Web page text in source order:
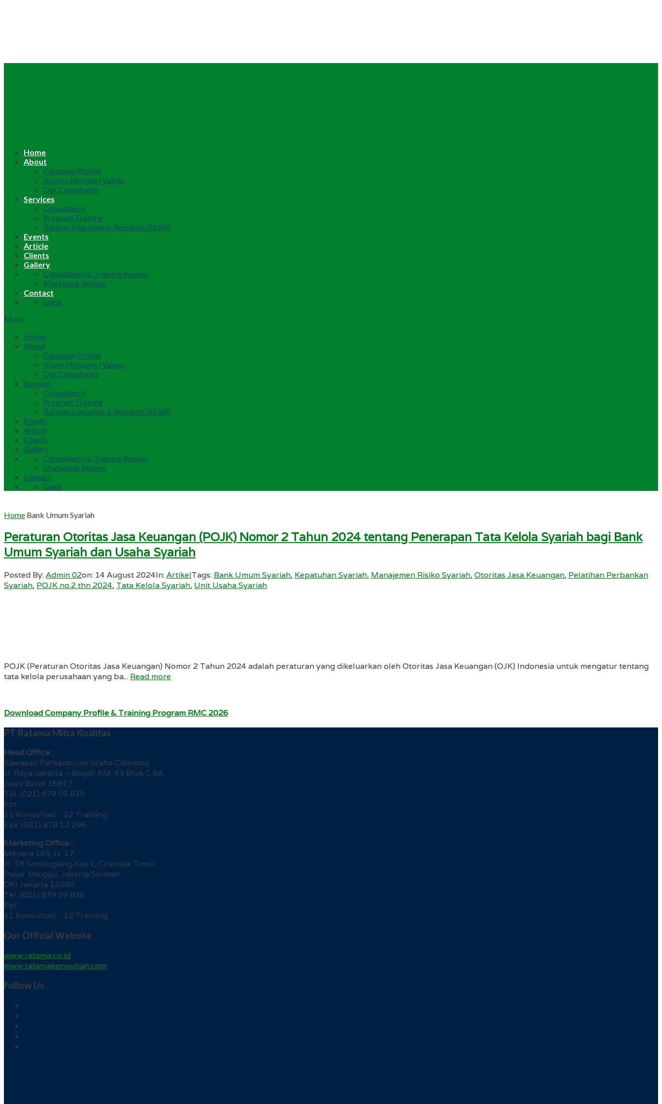
Home
About
Company Profile
Vision | Mission | Values
Our Consultants
Services
Consultancy
Program Training
Ratama Education & Research (RE&R)
Events
Article
Clients
Gallery
Consultancy & Training Review
Marketing Review
Contact
Login
Menu
Home
About
Company Profile
Vision | Mission | Values
Our Consultants
Services
Consultancy
Program Training
Ratama Education & Research (RE&R)
Events
Article
Clients
Gallery
Consultancy & Training Review
Marketing Review
Contact
Login
Home Bank Umum Syariah
Peraturan Otoritas Jasa Keuangan (POJK) Nomor 2 Tahun 2024 tentang Penerapan Tata Kelola Syariah bagi Bank
Umum Syariah dan Usaha Syariah
Posted By:Admin 02on: 14 August 2024In:ArtikelTags: Bank Umum Syariah, Kepatuhan Syariah, Manajemen Risiko Syariah,Otoritas Jasa Keuangan, Pelatihan Perbankan
Syariah, POJK no.2 thn 2024, Tata Kelola Syariah, Unit Usaha Syariah
POJK (Peraturan Otoritas Jasa Keuangan) Nomor 2 Tahun 2024 adalah peraturan yang dikeluarkan oleh Otoritas Jasa Keuangan (OJK) Indonesia untuk mengatur tentang
tata kelola perusahaan yang ba... Read more
Download Company Profile & Training Program RMC 2026
PT Ratama Mitra Kualitas
Head Office :
Kawasan Perkantoran Graha Cibinong
Jl. Raya Jakarta – Bogor KM. 43 Blok C 8A
Jawa Barat 16917
Tel. (021) 879 09 839
Ext.
11 Konsultasi 12 Training
Fax. (021) 879 12 296
Marketing Office :
Menara 165, lv. 17
Jl. TB Simatupang Kav.1, Cilandak Timur
Pasar Minggu, Jakarta Selatan
DKI Jakarta 12560
Tel. (021) 879 09 838
Ext.
11 Konsultasi 12 Training
Our Official Website
www.ratama.co.id
www.ratamakonsultan.com
Follow Us